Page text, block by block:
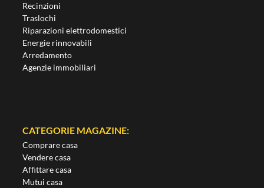
Recinzioni
Traslochi
Riparazioni elettrodomestici
Energie rinnovabili
Arredamento
Agenzie immobiliari
CATEGORIE MAGAZINE:
Comprare casa
Vendere casa
Affittare casa
Mutui casa